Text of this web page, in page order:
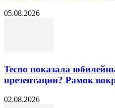
05.08.2026
Tecno показала
презентации? Рамок
02.08.2026